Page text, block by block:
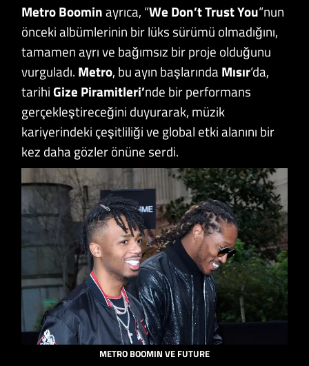
Metro Boominayrıca, “We Don’t Trust You“nun
önceki albümlerinin bir lüks sürümü olmadığını,
tamamen ayrı ve bağımsız bir proje olduğunu
vurguladı. Metro, bu ayın başlarındaMısır‘da,
tarihiGize Piramitleri’nde bir performans
gerçekleştireceğini duyurarak, müzik
kariyerindeki çeşitliliği ve global etki alanını bir
kez daha gözler önüne serdi.
METRO BOOMIN VE FUTURE